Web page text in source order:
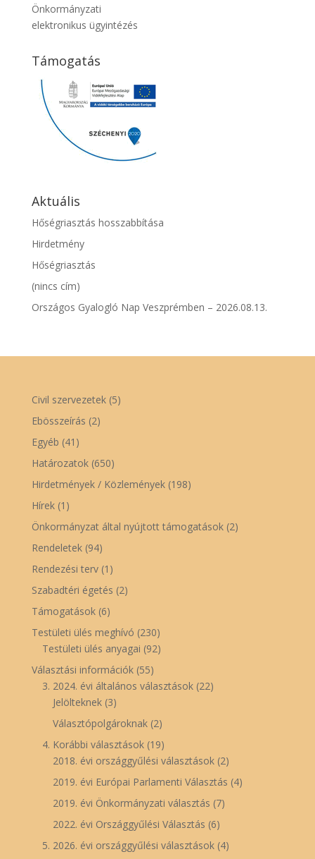
Önkormányzati
elektronikus ügyintézés
Támogatás
Aktuális
Hőségriasztás hosszabbítása
Hirdetmény
Hőségriasztás
(nincs cím)
Országos Gyalogló Nap Veszprémben – 2026.08.13.
Civil szervezetek(5)
Ebösszeírás (2)
Egyéb (41)
Határozatok(650)
Hirdetmények / Közlemények(198)
Hírek(1)
Önkormányzat által nyújtott támogatások(2)
Rendeletek(94)
Rendezési terv(1)
Szabadtéri égetés (2)
Támogatások(6)
Testületi ülés meghívó (230)
Testületi ülés anyagai (92)
Választási információk(55)
3. 2024. évi általános választások(22)
Jelölteknek(3)
Választópolgároknak(2)
4. Korábbi választások(19)
2018. évi országgyűlési választások(2)
2019. évi Európai Parlamenti Választás (4)
2019. évi Önkormányzati választás (7)
2022. évi Országgyűlési Választás (6)
5. 2026. évi országgyűlési választások(4)